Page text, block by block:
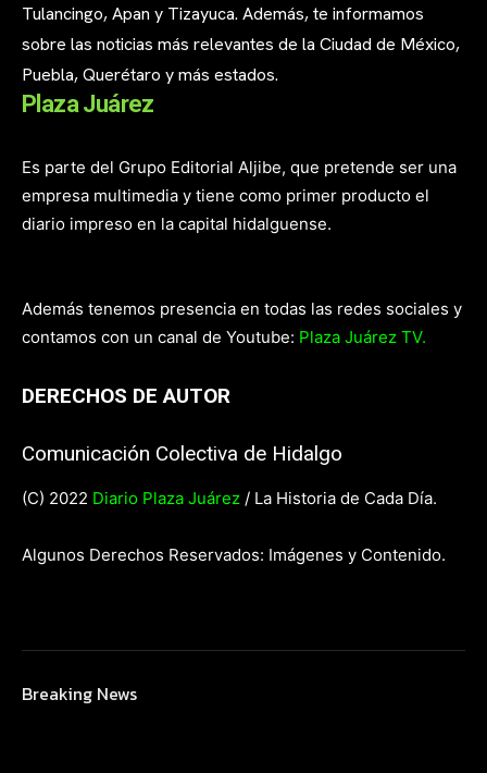
Tulancingo, Apan y Tizayuca. Además, te informamos
sobre las noticias más relevantes de la Ciudad de México,
Puebla, Querétaro y más estados.
Plaza Juárez
Es parte del Grupo Editorial Aljibe, que pretende ser una
empresa multimedia y tiene como primer producto el
diario impreso en la capital hidalguense.
Además tenemos presencia en todas las redes sociales y
contamos con un canal de Youtube: Plaza Juárez TV.
DERECHOS DE AUTOR
Comunicación Colectiva de Hidalgo
(C) 2022 Diario Plaza Juárez / La Historia de Cada Día.
Algunos Derechos Reservados: Imágenes y Contenido.
Breaking News